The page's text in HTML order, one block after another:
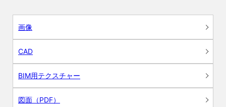
画像
CAD
BIM用テクスチャー
図面（PDF）